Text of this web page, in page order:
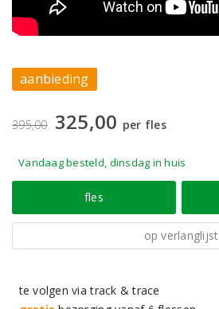
aanbieding
395,00 325,00 per fles
Vandaag besteld, dinsdag in huis
fles
op verlanglijst
te volgen via track & trace